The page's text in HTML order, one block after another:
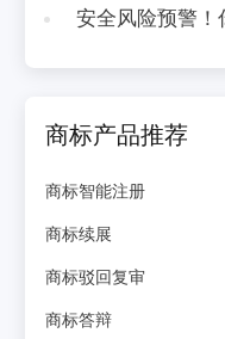
安全风险预警！
商标产品推荐
商标智能注册
商标续展
商标驳回复审
商标答辩